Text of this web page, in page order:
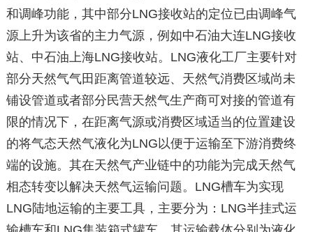
和调峰功能，其中部分LNG接收站的定位已由调峰气
源上升为该省的主力气源，例如中石油大连LNG接收
站、中石油上海LNG接收站。LNG液化工厂主要针对
部分天然气气田距离管道较远、天然气消费区域尚未
铺设管道或者部分民营天然气生产商可对接的管道有
限的情况下，在距离气源或消费区域适当的位置建设
的将气态天然气液化为LNG以便于运输至下游消费终
端的设施。其在天然气产业链中的功能为完成天然气
相态转变以解决天然气运输问题。LNG槽车为实现
LNG陆地运输的主要工具，主要分为：LNG半挂式运